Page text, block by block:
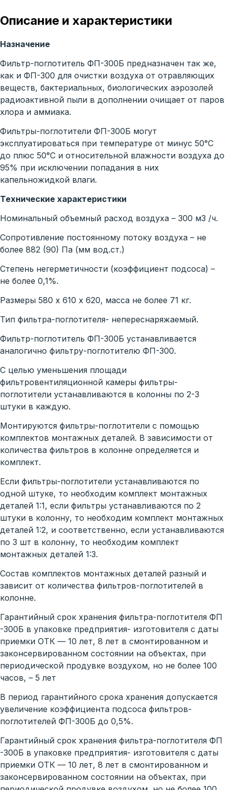
Описание и характеристики
Назначение
Фильтр-поглотитель ФП-300Б предназначен так же,
как и ФП-300 для очистки воздуха от отравляющих
веществ, бактериальных, биологических аэрозолей
радиоактивной пыли в дополнении очищает от паров
хлора и аммиака.
Фильтры-поглотители ФП-300Б могут
эксплуатироваться при температуре от минус 50°С
до плюс 50°С и относительной влажности воздуха до
95% при исключении попадания в них
капельножидкой влаги.
Технические характеристики
Номинальный объемный расход воздуха – 300 м3 /ч.
Сопротивление постоянному потоку воздуха – не
более 882 (90) Па (мм вод.ст.)
Степень негерметичности (коэффициент подсоса) –
не более 0,1%.
Размеры 580 х 610 х 620, масса не более 71 кг.
Тип фильтра-поглотителя- непереснаряжаемый.
Фильтр-поглотитель ФП-300Б устанавливается
аналогично фильтру-поглотителю ФП-300.
С целью уменьшения площади
фильтровентиляционной камеры фильтры-
поглотители устанавливаются в колонны по 2-3
штуки в каждую.
Монтируются фильтры-поглотители с помощью
комплектов монтажных деталей. В зависимости от
количества фильтров в колонне определяется и
комплект.
Если фильтры-поглотители устанавливаются по
одной штуке, то необходим комплект монтажных
деталей 1:1, если фильтры устанавливаются по 2
штуки в колонну, то необходим комплект монтажных
деталей 1:2, и соответственно, если устанавливаются
по 3 шт в колонну, то необходим комплект
монтажных деталей 1:3.
Состав комплектов монтажных деталей разный и
зависит от количества фильтров-поглотителей в
колонне.
Гарантийный срок хранения фильтра-поглотителя ФП
-300Б в упаковке предприятия- изготовителя с даты
приемки ОТК — 10 лет, 8 лет в смонтированном и
законсервированном состоянии на объектах, при
периодической продувке воздухом, но не более 100
часов, – 5 лет
В период гарантийного срока хранения допускается
увеличение коэффициента подсоса фильтров-
поглотителей ФП-300Б до 0,5%.
Гарантийный срок хранения фильтра-поглотителя ФП
-300Б в упаковке предприятия- изготовителя с даты
приемки ОТК — 10 лет, 8 лет в смонтированном и
законсервированном состоянии на объектах, при